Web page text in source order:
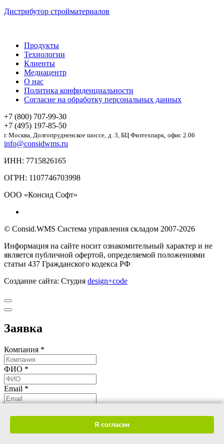
Дистрибутор стройматериалов
Продукты
Технологии
Клиенты
Медиацентр
О нас
Политика конфиденциальности
Согласие на обработку персональных данных
+7 (800) 707-99-30
+7 (495) 197-85-50
г. Москва, Долгопрудненское шоссе, д. 3, БЦ Физтехпарк, офис 2.06
info@considwms.ru
ИНН: 7715826165
ОГРН: 1107746703998
ООО «Консид Софт»
© Consid.WMS Система управления складом 2007-2026
Информация на сайте носит ознакомительный характер и не
является публичной офертой, определяемой положениями
статьи 437 Гражданского кодекса РФ
Создание сайта: Студия design+code
Я согласен
Заявка
Компания *
ФИО *
Email *
Пожалуйста, введите символы с картинки*